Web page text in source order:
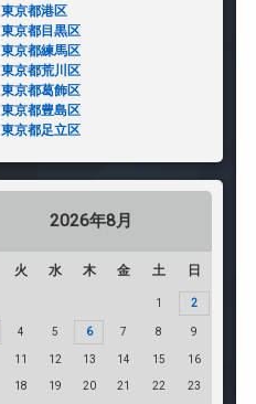
東京都港区
東京都目黒区
東京都練馬区
東京都荒川区
東京都葛飾区
東京都豊島区
東京都足立区
2026年8月
火 水 木 金 土 日
1 2
4 5 6 7 8 9
11 12 13 14 15 16
18 19 20 21 22 23